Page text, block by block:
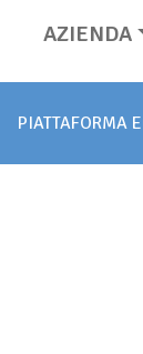
AZIENDA
PIATTAFORMA